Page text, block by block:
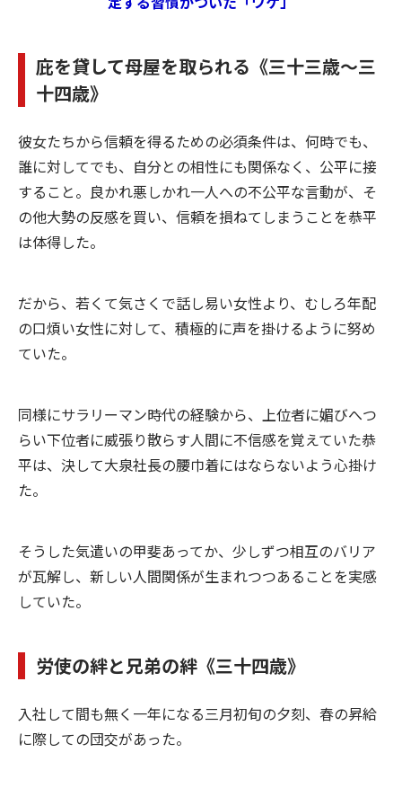
庇を貸して母屋を取られる《三十三歳〜三
十四歳》
彼女たちから信頼を得るための必須条件は、何時でも、
誰に対してでも、自分との相性にも関係なく、公平に接
すること。良かれ悪しかれ一人への不公平な言動が、そ
の他大勢の反感を買い、信頼を損ねてしまうことを恭平
は体得した。
だから、若くて気さくで話し易い女性より、むしろ年配
の口煩い女性に対して、積極的に声を掛けるように努め
ていた。
同様にサラリーマン時代の経験から、上位者に媚びへつ
らい下位者に威張り散らす人間に不信感を覚えていた恭
平は、決して大泉社長の腰巾着にはならないよう心掛け
た。
そうした気遣いの甲斐あってか、少しずつ相互のバリア
が瓦解し、新しい人間関係が生まれつつあることを実感
していた。
労使の絆と兄弟の絆《三十四歳》
入社して間も無く一年になる三月初旬の夕刻、春の昇給
に際しての団交があった。